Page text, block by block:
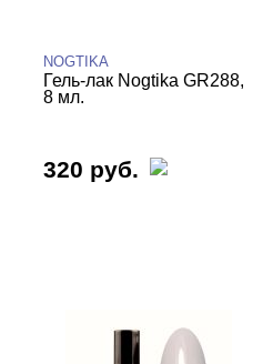
NOGTIKA
Гель-лак Nogtika GR288,
8 мл.
320 руб.